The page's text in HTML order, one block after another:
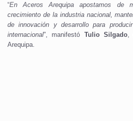
“En Aceros Arequipa apostamos de
crecimiento de la industria nacional,
de innovación y desarrollo para
internacional”, manifestó Tulio Silgado,
Arequipa.